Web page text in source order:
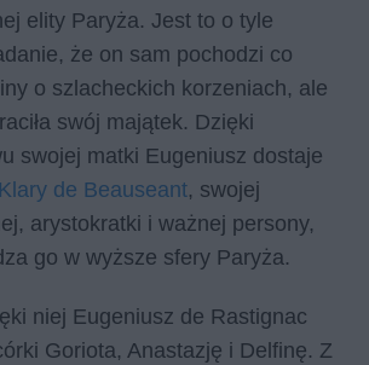
elity Paryża. Jest to o tyle
że on sam pochodzi co
o szlacheckich korzeniach, ale
swój majątek. Dzięki
swojej matki Eugeniusz dostaje
Klary de Beauseant, swojej
arystokratki i ważnej persony,
go w wyższe sfery Paryża.
niej Eugeniusz de Rastignac
Goriota, Anastazję i Delfinę. Z